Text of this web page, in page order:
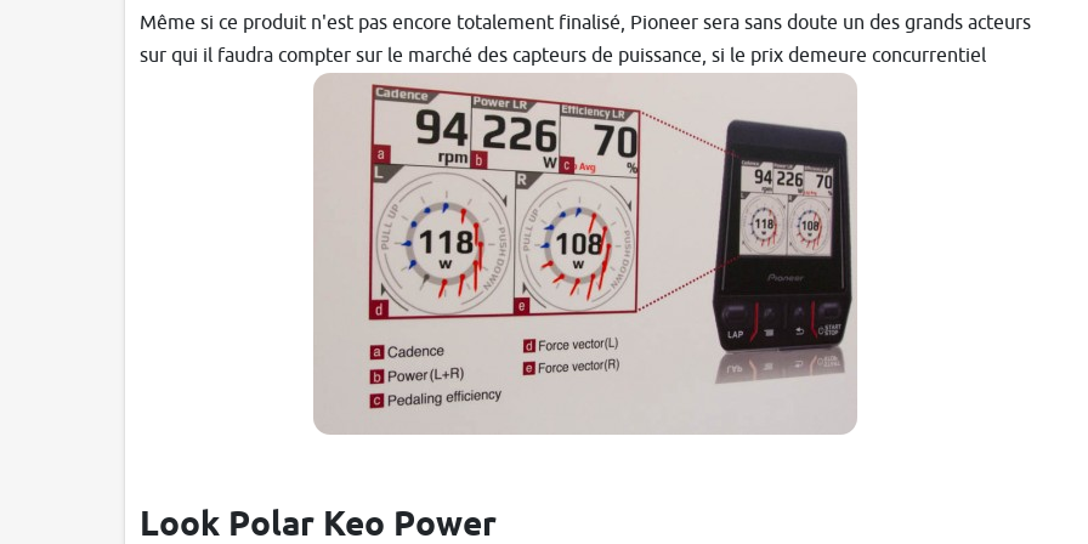
Même si ce produit n'est pas encore totalement finalisé, Pioneer sera sans doute un des grands acteurs
sur qui il faudra compter sur le marché des capteurs de puissance, si le prix demeure concurrentiel
Look Polar Keo Power